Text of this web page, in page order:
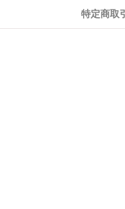
特定商取